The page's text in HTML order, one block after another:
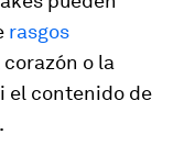
rasgos
o la
el contenido de